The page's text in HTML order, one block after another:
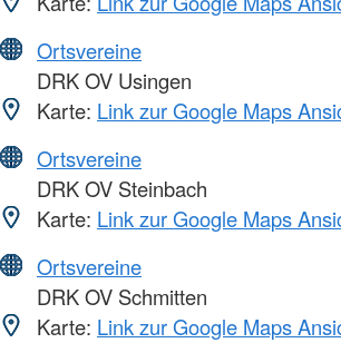
Ortsvereine
DRK OV Usingen
Karte: Link zur Google Maps
Ortsvereine
DRK OV Steinbach
Karte: Link zur Google Maps
Ortsvereine
DRK OV Schmitten
Karte: Link zur Google Maps